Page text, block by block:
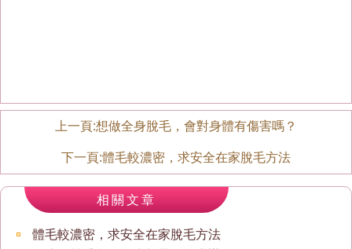
上一頁:想做全身脫毛，會對身體有傷害嗎？
下一頁:體毛較濃密，求安全在家脫毛方法
相關文章
體毛較濃密，求安全在家脫毛方法